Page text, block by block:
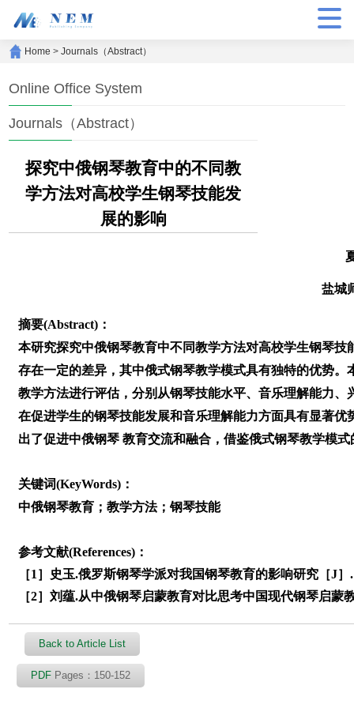
Home >Journals（Abstract）
Online Office System
Journals（Abstract）
探究中俄钢琴教育中的不同教
学方法对高校学生钢琴技能发
展的影响
盐城
摘要(Abstract)：
本研究探究中俄钢琴教育中不同教学方法对高校学生钢琴
存在一定的差异，其中俄式钢琴教学模式具有独特的优势
教学方法进行评估，分别从钢琴技能水平、音乐理解能力
在促进学生的钢琴技能发展和音乐理解能力方面具有显著
出了促进中俄钢琴 教育交流和融合，借鉴俄式钢琴教学模
关键词(KeyWords)：
中俄钢琴教育；教学方法；钢琴技能
参考文献(References)：
［1］史玉.俄罗斯钢琴学派对我国钢琴教育的影响研究［J
［2］刘蕴.从中俄钢琴启蒙教育对比思考中国现代钢琴启蒙
Back to Article List
PDF Pages：150-152